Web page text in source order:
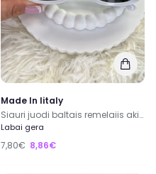
Made In Iitaly
Siauri juodi baltais remelaiis akiniai nuo saules
Labai gera
7,80€ 8,86€